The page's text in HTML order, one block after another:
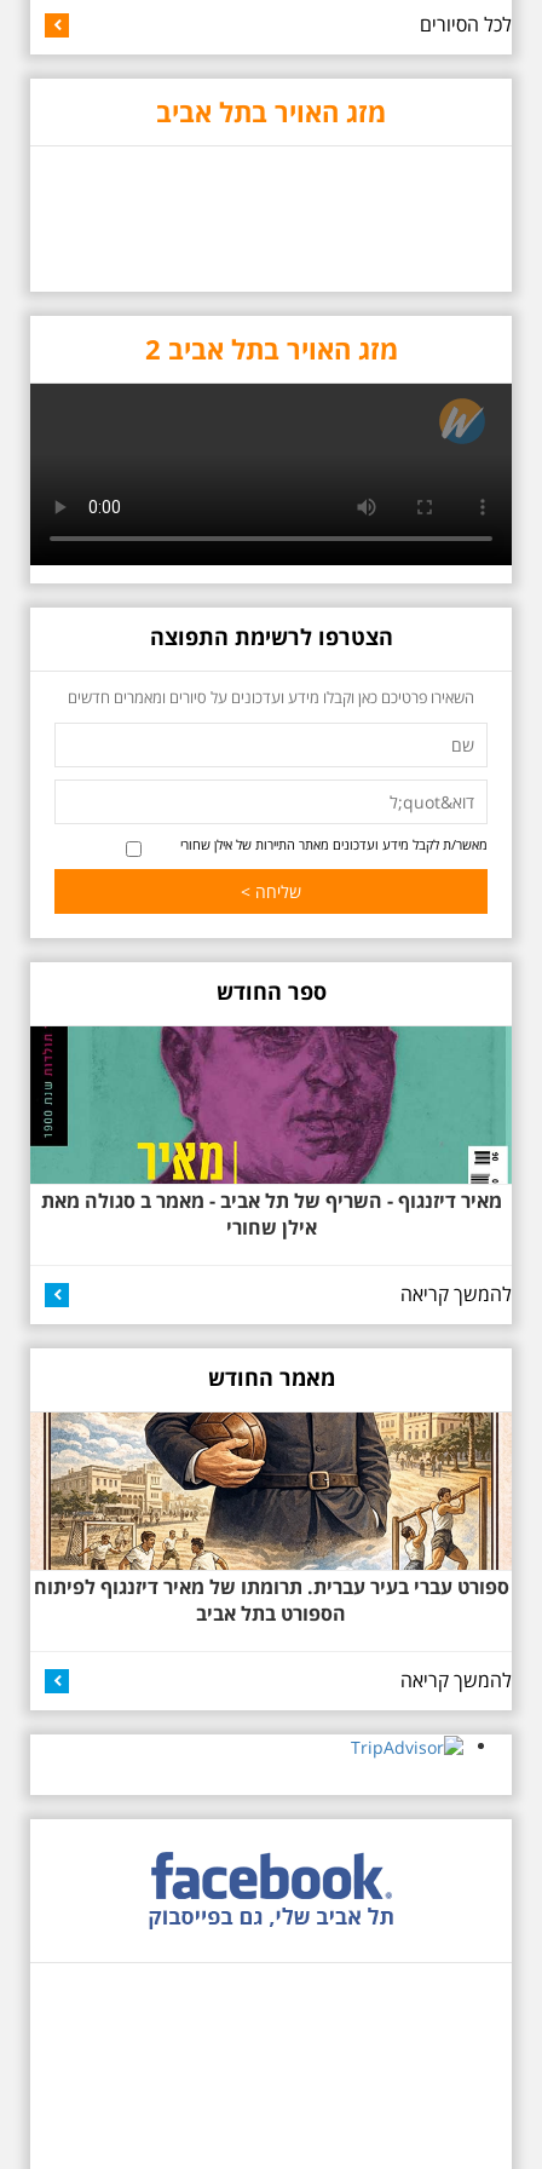
מתאים גם למשפחות -
תוצרת הארץ בשעה
10:00
סיור באחדים מתחנותיו של אריק
איינשטיין בתל-אביב. החל ממקום
ילדותו, דרך המקומות שהזכיר בשיריו.
מקום עליהם חלם והתגעגע. נתחיל
כשביאליק פוגש את
סיור מיוחד ומרגש ברחובות ביאליק
ואידלסון והסביבה, המבליט את
העירוניים שהושפעו מכך. הסיור יהיה
שנות העשרים והשלושים. הבנייה
האקלקטית והסגנון הבינלאומי שאפיין
את רחובות ביאליק ואידלסון כשכל
החברה הגבוהה התל אביבית
למשורר הלאומי. נדבר על המבנים,
בית ביאליק, בית ראובן, מלון סקורה,
בית קרוסל, קפה נגה המשפחות
שגרו ברחובות אלו ועוד הפתעות.
באוהאוס בלילה
25.6.2025 ליל חמישי
בשעה 19:30 –לכבוד
"הלילה לבן" - "באוהאוס
בלילה" -בעקבות
האדריכלים הגדולים של
תל אביב וההתפתחות של
הסגנון הבינלאומי בתל
לסגנון הבינלאומי בתל אביב. סיפור
מעונות עובדים, גינת רות, כיכר
דזיזנגוף וגם על חייה של ג'ניה
אוורבוך, מלכת העיר הלבנה ומי
שזכתה בפרס ראשון ב 1934 לתכנון
כיכר דיזנגוף. מחיר הסיור 150
שקלים למשתתף
10:00 בבוקר. שכונת אבו
כביר - הנסתר והגלוי וגם
ביקור מיוחד בכנסיה
הרוסית
לראשונה ניתנת אפשרות בסיור
בכנסייה הרוסית אורתודוכסית
המסתורית באבו כביר, בה פעל בעבר
שכונת אבו כביר הדרומית בתל אביב.
שכונת שהוקמה במחצית הראשונה
של המאה ה-19 והפכה בתקופת
המנדט למוקד טרור נגד יהודים.
לשכונת עוני יהודית.
לכל הסיורים
מזג האויר בתל אביב
מזג האויר בתל אביב 2
הצטרפו לרשימת התפוצה
השאירו פרטיכם כאן וקבלו מידע ועדכונים על סיורים ומאמרים חדשים
מאשר/ת לקבל מידע ועדכונים מאתר התיירות של אילן שחורי
ספר החודש
מאיר דיזנגוף - השריף של תל אביב - מאמר ב סגולה מאת
אילן שחורי
להמשך קריאה
מאמר החודש
ספורט עברי בעיר עברית. תרומתו של מאיר דיזנגוף לפיתוח
הספורט בתל אביב
להמשך קריאה